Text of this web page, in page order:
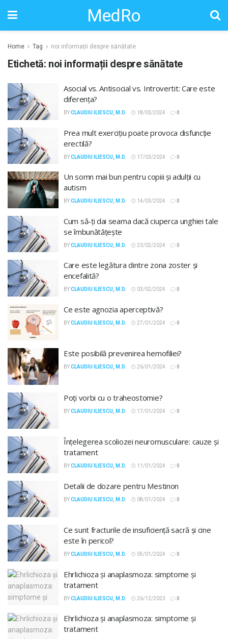
MedRo
Home Tag noi informații despre sănătate
Etichetă: noi informații despre sănătate
Asocial vs. Antisocial vs. Introvertit: Care este
diferența?
BYCLAUDIU ILIESCU, M.D. 18/03/2024 0
Prea mult exercițiu poate provoca disfuncție
erectilă?
BYCLAUDIU ILIESCU, M.D. 17/03/2024 0
Un somn mai bun pentru copiii și adulții cu
autism
BYCLAUDIU ILIESCU, M.D. 14/03/2024 0
Cum să-ți dai seama dacă ciuperca unghiei tale
se îmbunătățește
BYCLAUDIU ILIESCU, M.D. 23/02/2024 0
Care este legătura dintre zona zoster și
encefalită?
BYCLAUDIU ILIESCU, M.D. 03/02/2024 0
Ce este agnozia aperceptivă?
BYCLAUDIU ILIESCU, M.D. 27/01/2024 0
Este posibilă prevenirea hemofiliei?
BYCLAUDIU ILIESCU, M.D. 26/01/2024 0
Poți vorbi cu o traheostomie?
BYCLAUDIU ILIESCU, M.D. 17/01/2024 0
Înțelegerea scoliozei neuromusculare: cauze și
tratament
BYCLAUDIU ILIESCU, M.D. 11/01/2024 0
Detalii de dozare pentru Mestinon
BYCLAUDIU ILIESCU, M.D. 08/01/2024 0
Ce sunt fracturile de insuficiență sacră și cine
este în pericol?
BYCLAUDIU ILIESCU, M.D. 05/01/2024 0
Ehrlichioza și anaplasmoza: simptome și
tratament
BYCLAUDIU ILIESCU, M.D. 26/12/2023 0
Ehrlichioza și anaplasmoza: simptome și
tratament